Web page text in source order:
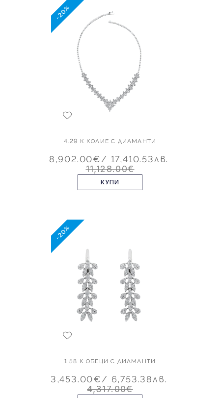
-20%
4.29 К КОЛИЕ С ДИАМАНТИ
8,902.00€/ 17,410.53лв.
11,128.00€
КУПИ
-20%
1.58 К ОБЕЦИ С ДИАМАНТИ
3,453.00€/ 6,753.38лв.
4,317.00€